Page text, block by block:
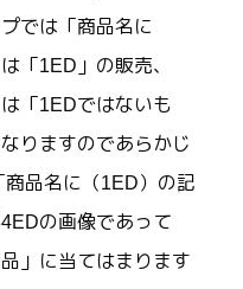
では「商品名に
「1ED」の販売、
「1EDではないも
りますのであらかじ
品名に（1ED）の記
の画像であって
」に当てはまります